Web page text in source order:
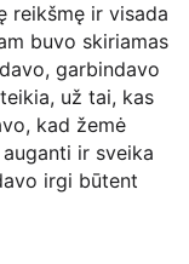
reikšmę ir visada
buvo skiriamas
garbindavo
už tai, kas
kad žemė
ir sveika
irgi būtent